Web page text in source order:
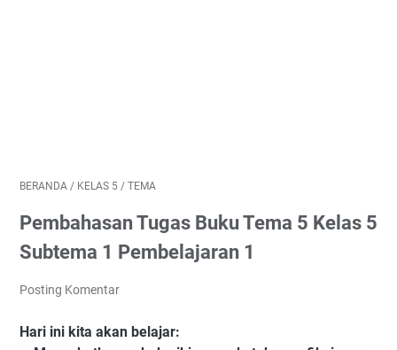
BERANDA / KELAS 5 / TEMA
Pembahasan Tugas Buku Tema 5 Kelas 5
Subtema 1 Pembelajaran 1
Posting Komentar
Hari ini kita akan belajar: